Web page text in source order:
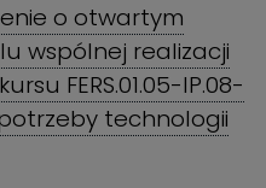
o otwartym
wspólnej realizacji
FERS.01.05-IP.08-
technologii